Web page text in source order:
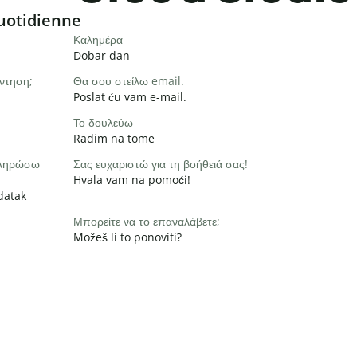
Καλημέρα
Dobar dan
Θα σου στείλω email.
Poslat ću vam e-mail.
Το δουλεύω
Radim na tome
Σας ευχαριστώ για τη βοήθειά σας!
Hvala vam na pomoći!
Μπορείτε να το επαναλάβετε;
Možeš li to ponoviti?